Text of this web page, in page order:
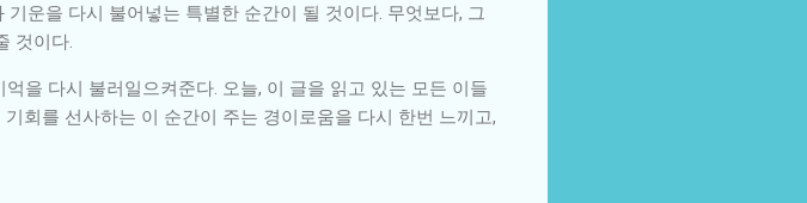
운을 다시 불어넣는 특별한 순간이 될 것이다. 무엇보다, 그
것이다.
을 다시 불러일으켜준다. 오늘, 이 글을 읽고 있는 모든 이들
회를 선사하는 이 순간이 주는 경이로움을 다시 한번 느끼고,